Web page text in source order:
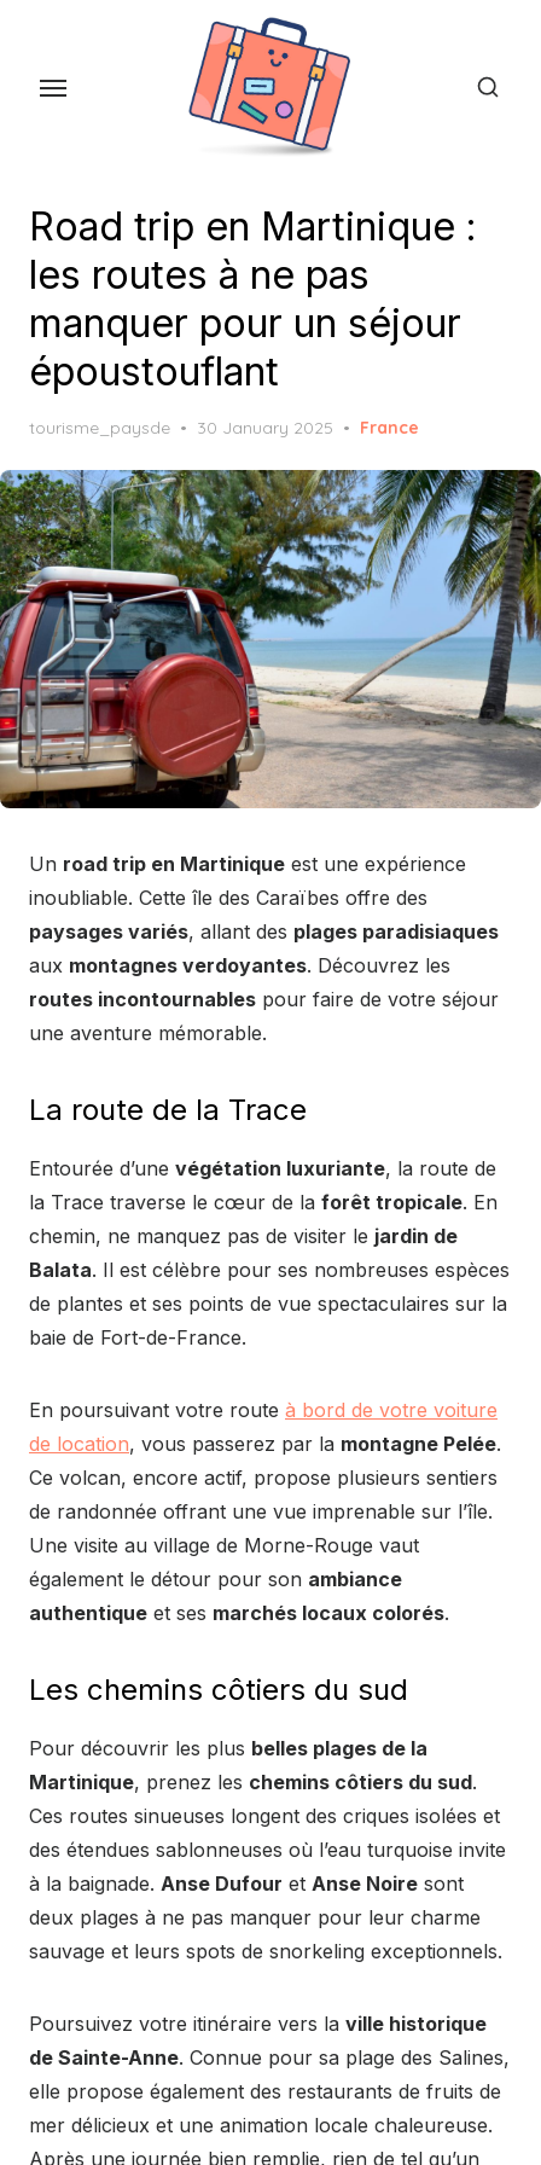
Road trip en Martinique :
les routes à ne pas
manquer pour un séjour
époustouflant
tourisme_paysde
Posted
30 January 2025 France
Un road trip en Martinique est une expérience
inoubliable. Cette île des Caraïbes offre des
paysages variés, allant des plages paradisiaques
aux montagnes verdoyantes. Découvrez les
routes incontournables pour faire de votre séjour
une aventure mémorable.
La route de la Trace
Entourée d’une végétation luxuriante, la route de
la Trace traverse le cœur de la forêt tropicale. En
chemin, ne manquez pas de visiter le jardin de
Balata. Il est célèbre pour ses nombreuses espèces
de plantes et ses points de vue spectaculaires sur la
baie de Fort-de-France.
En poursuivant votre route à bord de votre voiture
de location, vous passerez par la montagne Pelée.
Ce volcan, encore actif, propose plusieurs sentiers
de randonnée offrant une vue imprenable sur l’île.
Une visite au village de Morne-Rouge vaut
également le détour pour son ambiance
authentique et ses marchés locaux colorés.
Les chemins côtiers du sud
Pour découvrir les plus belles plages de la
Martinique, prenez les chemins côtiers du sud.
Ces routes sinueuses longent des criques isolées et
des étendues sablonneuses où l’eau turquoise invite
à la baignade. Anse Dufour et Anse Noire sont
deux plages à ne pas manquer pour leur charme
sauvage et leurs spots de snorkeling exceptionnels.
Poursuivez votre itinéraire vers la ville historique
de Sainte-Anne. Connue pour sa plage des Salines,
elle propose également des restaurants de fruits de
mer délicieux et une animation locale chaleureuse.
Après une journée bien remplie, rien de tel qu’un